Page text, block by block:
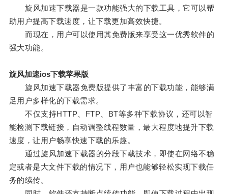
旋风加速下载器是一款功能强大的下载工具，它可以帮
助用户提高下载速度，让下载更加高效快捷。
而现在，用户可以使用其免费版来享受这一优秀软件的
强大功能。
旋风加速ios下载苹果版
旋风加速下载器免费版提供了丰富的下载功能，能够满
足用户多样化的下载需求。
不仅支持HTTP、FTP、BT等多种下载协议，还可以智
能检测下载链接，自动调整线程数量，最大程度地提升下载
速度，让用户畅享快速下载的乐趣。
通过旋风加速下载器的分段下载技术，即使在网络不稳
定或者是大文件下载的情况下，用户也能够轻松实现下载任
务的续传。